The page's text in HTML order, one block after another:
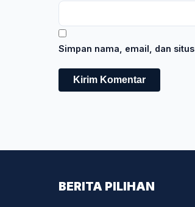
Simpan nama, email, dan
BERITA PILIHAN